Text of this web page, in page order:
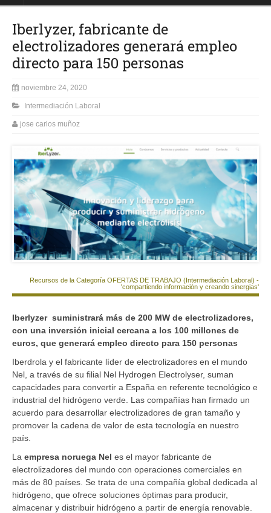
Iberlyzer, fabricante de
electrolizadores generará empleo
directo para 150 personas
noviembre 24, 2020
Intermediación Laboral
jose carlos muñoz
Recursos de la Categoría OFERTAS DE TRABAJO (Intermediación Laboral) -
'compartiendo información y creando sinergias'
Iberlyzer suministrará más de 200 MW de electrolizadores,
con una inversión inicial cercana a los 100 millones de
euros, que generará empleo directo para 150 personas
Iberdrola y el fabricante líder de electrolizadores en el mundo
Nel, a través de su filial Nel Hydrogen Electrolyser, suman
capacidades para convertir a España en referente tecnológico e
industrial del hidrógeno verde. Las compañías han firmado un
acuerdo para desarrollar electrolizadores de gran tamaño y
promover la cadena de valor de esta tecnología en nuestro
país.
La empresa noruega Nel es el mayor fabricante de
electrolizadores del mundo con operaciones comerciales en
más de 80 países. Se trata de una compañía global dedicada al
hidrógeno, que ofrece soluciones óptimas para producir,
almacenar y distribuir hidrógeno a partir de energía renovable.